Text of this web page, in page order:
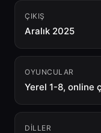
ÇIKIŞ
Aralık 2025
OYUNCULAR
Yerel 1-8, online
DILLER